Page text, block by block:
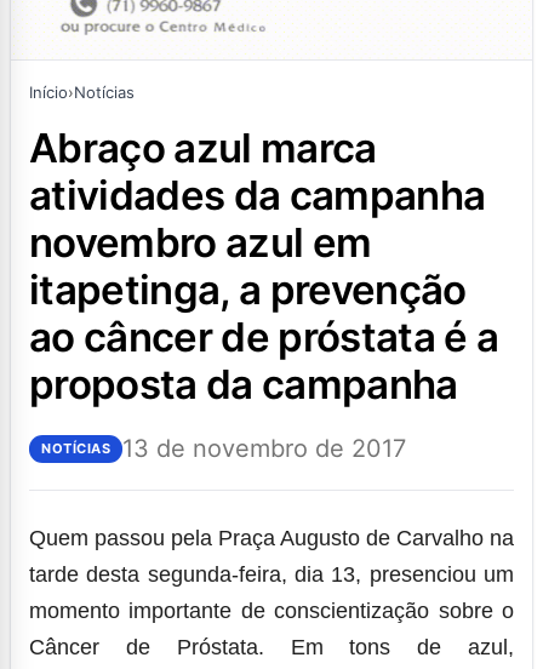
Início›Notícias
abraço azul marca
atividades da campanha
novembro azul em
itapetinga, a prevenção
ao câncer de próstata é a
proposta da campanha
NOTÍCIAS 13 de novembro de 2017
Quem passou pela Praça Augusto de Carvalho na
tarde desta segunda-feira, dia 13, presenciou um
momento importante de conscientização sobre o
Câncer de Próstata. Em tons de azul,